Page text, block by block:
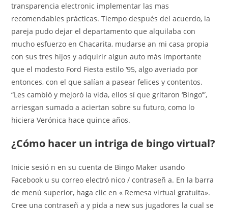
transparencia electronic implementar las mas
recomendables prácticas. Tiempo después del acuerdo, la
pareja pudo dejar el departamento que alquilaba con
mucho esfuerzo en Chacarita, mudarse an mi casa propia
con sus tres hijos y adquirir algun auto más importante
que el modesto Ford Fiesta estilo ‘95, algo averiado por
entonces, con el que salían a pasear felices y contentos.
“Les cambió y mejoró la vida, ellos sí que gritaron ‘Bingo’”,
arriesgan sumado a aciertan sobre su futuro, como lo
hiciera Verónica hace quince años.
¿Cómo hacer un intriga de bingo virtual?
Inicie sesió n en su cuenta de Bingo Maker usando
Facebook u su correo electró nico / contraseñ a. En la barra
de menú superior, haga clic en « Remesa virtual gratuita».
Cree una contraseñ a y pida a new sus jugadores la cual se